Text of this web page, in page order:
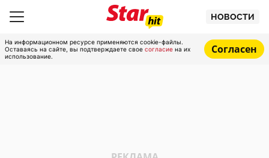
НОВОСТИ
На информационном ресурсе применяются cookie-файлы.
Оставаясь на сайте, вы подтверждаете свое согласие на их
использование.
Согласен